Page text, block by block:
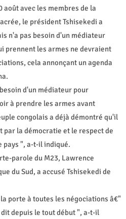
août avec les membres de la
le président Tshisekedi a
n'a pas besoin d'un médiateur
prennent les armes ne devraient
cela annonçant un agenda
d'un médiateur pour
à prendre les armes avant
congolais a déjà démontré qu'il
la démocratie et le respect de
pays ", a-t-il indiqué.
parole du M23, Lawrence
du Sud, a accusé Tshisekedi de
porte à toutes les négociations â€"
depuis le tout début ", a-t-il